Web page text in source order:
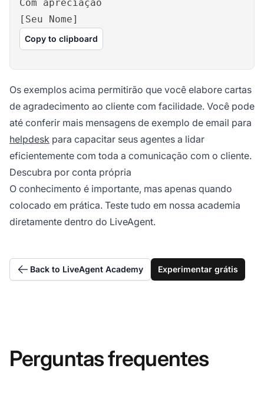
Com apreciação
[Seu Nome]
Copy to clipboard
Os exemplos acima permitirão que você elabore cartas
de agradecimento ao cliente com facilidade. Você pode
até conferir mais mensagens de exemplo de email para
helpdesk para capacitar seus agentes a lidar
eficientemente com toda a comunicação com o cliente.
Descubra por conta própria
O conhecimento é importante, mas apenas quando
colocado em prática. Teste tudo em nossa academia
diretamente dentro do LiveAgent.
Back to LiveAgent Academy Experimentar grátis
Perguntas frequentes